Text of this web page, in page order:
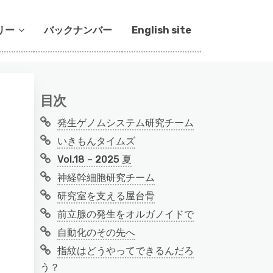
ー バックナンバー English site
目次
発生ゲノムシステム研究チーム
いきもんタイムズ
Vol.18 – 2025 夏
神経幹細胞研究チーム
研究室を支える屋台骨
前立腺の発生をオルガノイドで
自動化のその先へ
指紋はどうやってできるんだろ
う？